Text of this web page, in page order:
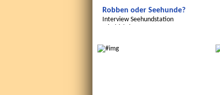
Robben oder Seehunde?
Interview Seehundstation